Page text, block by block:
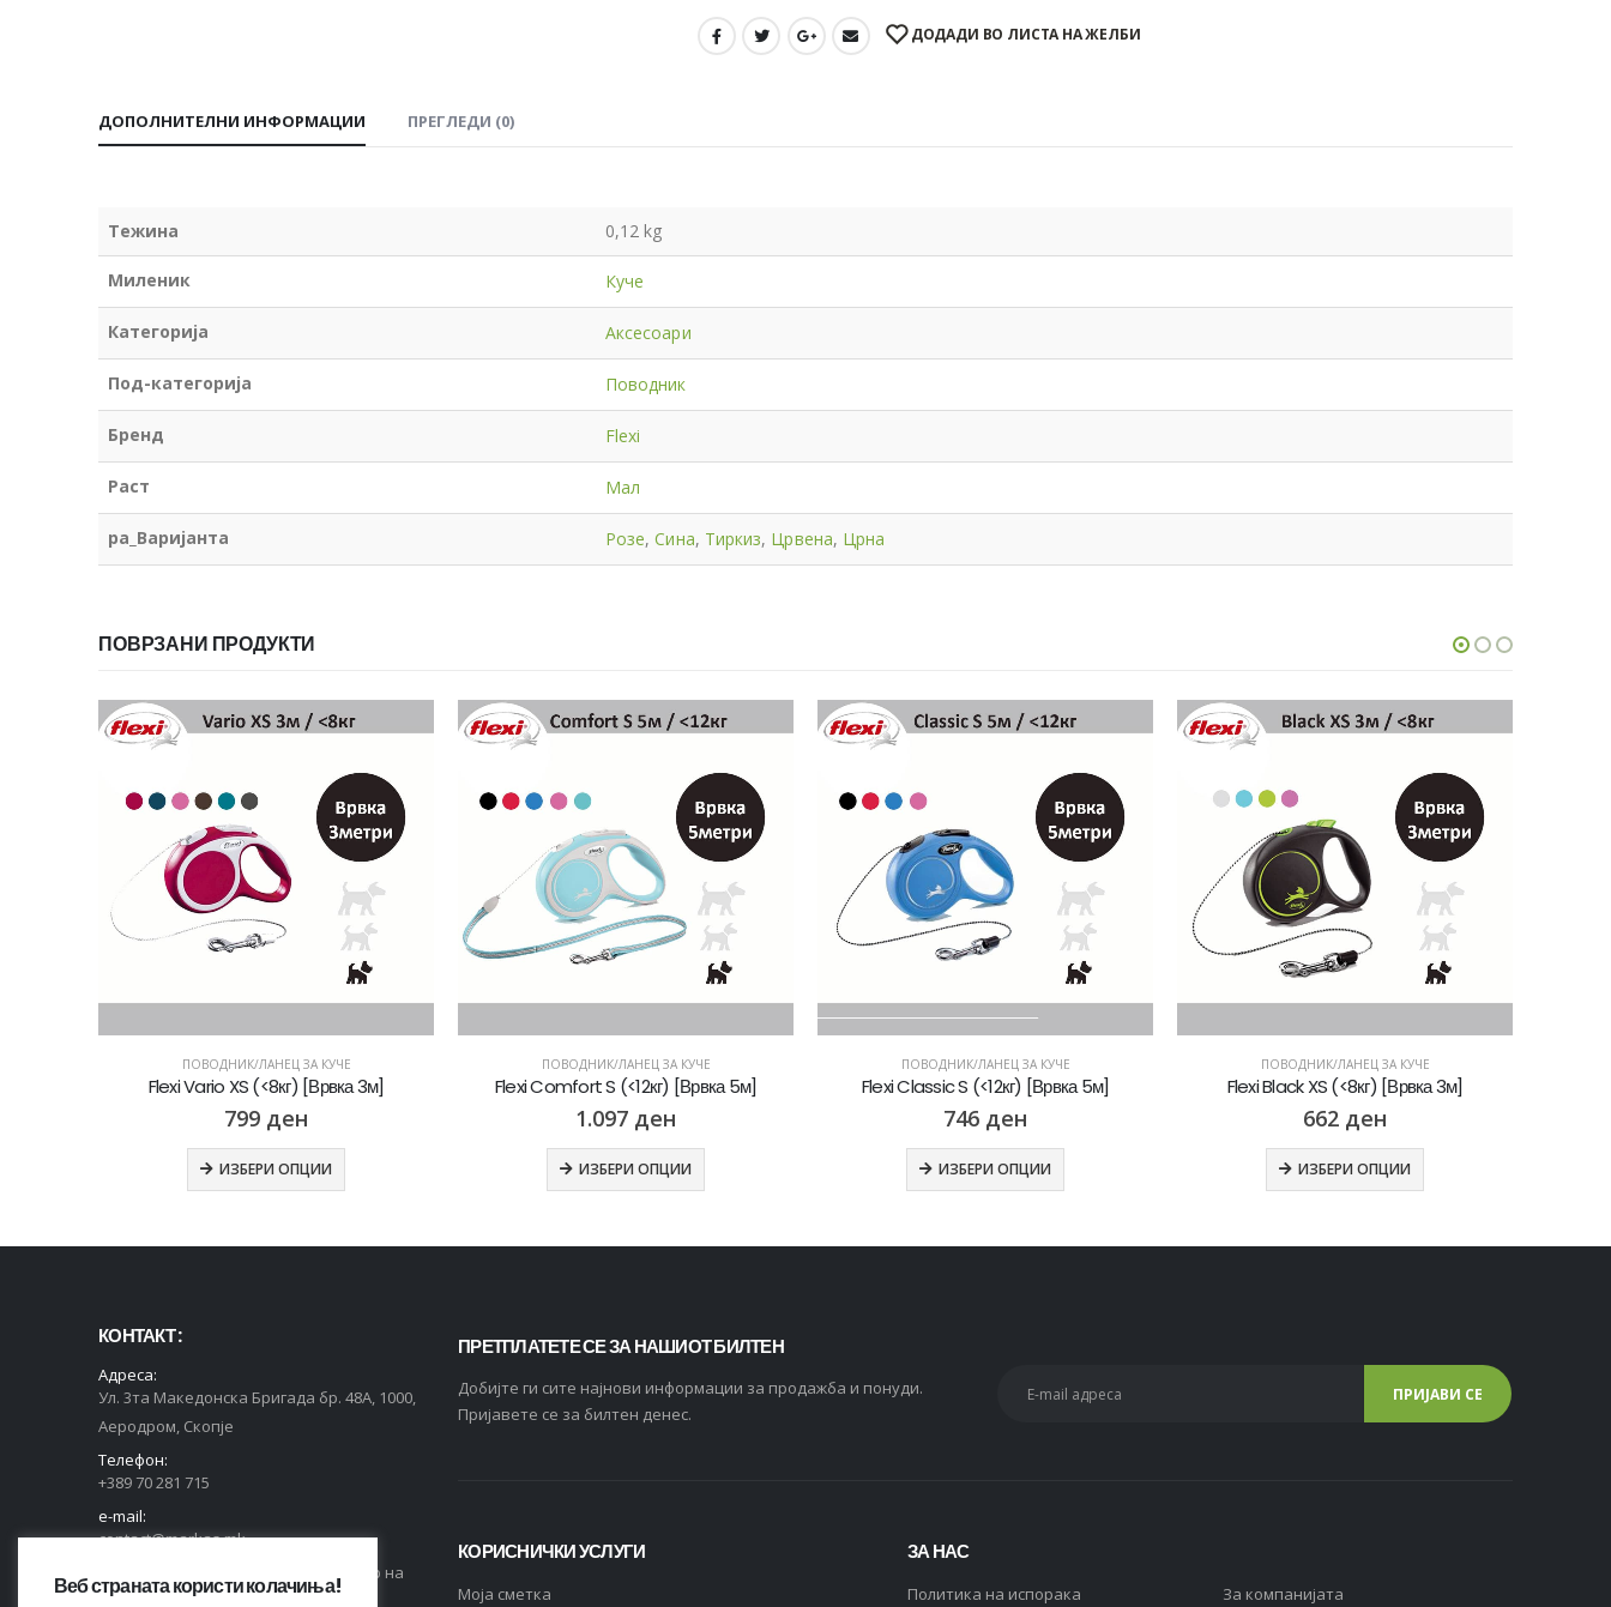
ДОДАДИ ВО ЛИСТА НА ЖЕЛБИ
ДОПОЛНИТЕЛНИ ИНФОРМАЦИИ ПРЕГЛЕДИ (0)
Тежина 0,12 kg
Миленик Куче
Категорија Аксесоари
Под-категорија Поводник
Бренд Flexi
Раст Мал
pa_Варијанта Розе,Сина, Тиркиз, Црвена, Црна
ПОВРЗАНИ ПРОДУКТИ
ПОВОДНИК/ЛАНЕЦ ЗА КУЧЕ
Flexi Vario XS (<8кг) [Врвка 3м]
799 ден
ИЗБЕРИ ОПЦИИ
ПОВОДНИК/ЛАНЕЦ ЗА КУЧЕ
Flexi Comfort S (<12кг) [Врвка 5м]
1.097 ден
ИЗБЕРИ ОПЦИИ
ПОВОДНИК/ЛАНЕЦ ЗА КУЧЕ
Flexi Classic S (<12кг) [Врвка 5м]
746 ден
ИЗБЕРИ ОПЦИИ
ПОВОДНИК/ЛАНЕЦ ЗА КУЧЕ
Flexi Black XS (<8кг) [Врвка 3м]
662 ден
ИЗБЕРИ ОПЦИИ
КОНТАКТ :
Адреса:
Ул. 3та Македонска Бригада бр. 48А, 1000,
Аеродром, Скопје
Телефон:
+389 70 281 715
e-mail:
contact@markas.mk
Регистриран во Централен Регистар на
РСМ, ЕДБ 4044021518150.
ПРЕТПЛАТЕТЕ СЕ ЗА НАШИОТ БИЛТЕН
Добијте ги сите најнови информации за продажба и понуди.
Пријавете се за билтен денес.
КОРИСНИЧКИ УСЛУГИ
Moja сметка
ЗА НАС
Политика на испорака За компанијата
Веб страната користи колачиња!